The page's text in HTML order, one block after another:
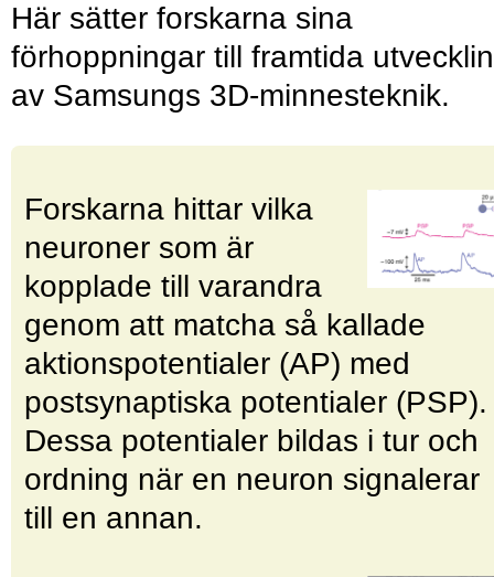
Här sätter forskarna sina
förhoppningar till framtida
av Samsungs 3D-minnesteknik.
Forskarna hittar vilka
neuroner som är
kopplade till varandra
genom att matcha så kallade
aktionspotentialer (AP) med
postsynaptiska potentialer (PSP).
Dessa potentialer bildas i tur och
ordning när en neuron signalerar
till en annan.